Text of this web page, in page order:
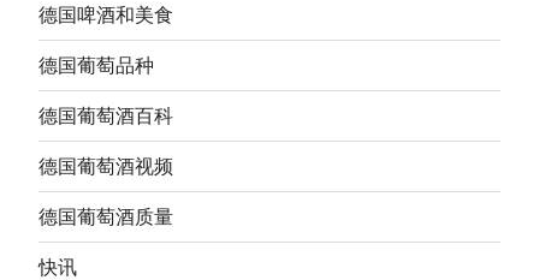
德国啤酒和美食
德国葡萄品种
德国葡萄酒百科
德国葡萄酒视频
德国葡萄酒质量
快讯